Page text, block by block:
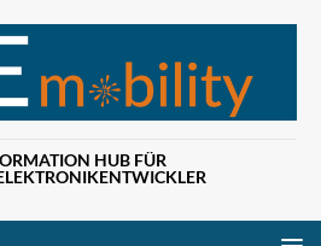
HUB FÜR